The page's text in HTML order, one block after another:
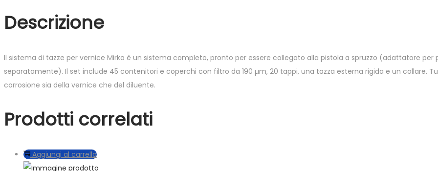
Descrizione
Il sistema di tazze per vernice Mirka è un sistema completo, pronto per essere collegato alla pistola a spruzzo (adattatore per
separatamente). Il set include 45 contenitori e coperchi con filtro da 190 µm, 20 tappi, una tazza esterna rigida e un collare.
corrosione sia della vernice che del diluente.
Prodotti correlati
Aggiungi al carrello